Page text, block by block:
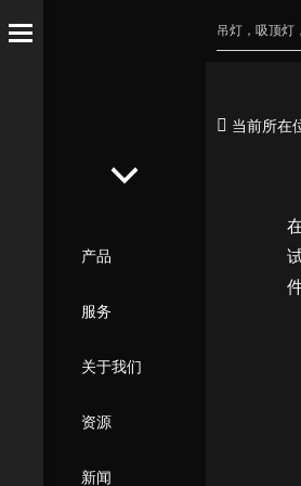
产品
服务
关于我们
资源
新闻
当前所在